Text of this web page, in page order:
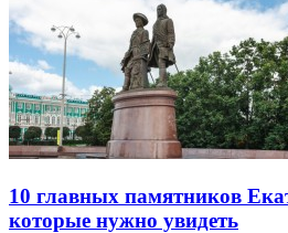
10 главных памятников
которые нужно увидеть